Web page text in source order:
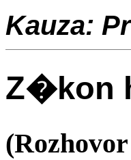
Kauza:
Z�kon